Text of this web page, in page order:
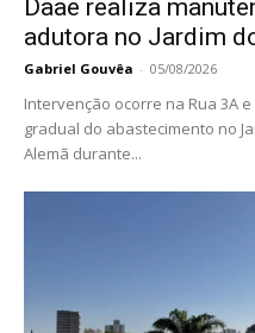
Daae realiza
adutora no Jardim
Gabriel Gouvêa - 05/08/2026
Intervenção ocorre na Rua 3A
gradual do abastecimento no
Alemã durante...